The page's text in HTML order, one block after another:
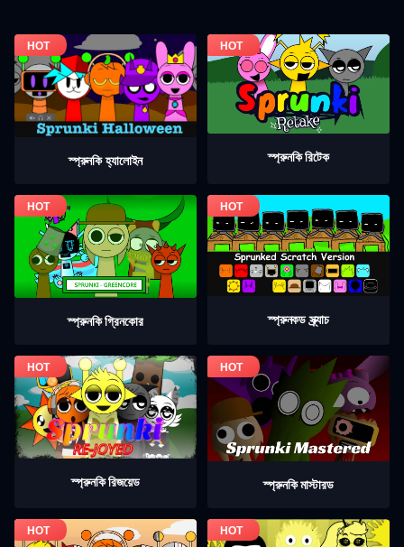
স্প্রুনকি হ্যালোইন স্প্রুনকি রিটেক
স্প্রুনকি গ্রিনকোর স্প্রুনকড স্ক্র্যাচ
স্প্রুনকি রিজয়েড স্প্রুনকি মাস্টারড